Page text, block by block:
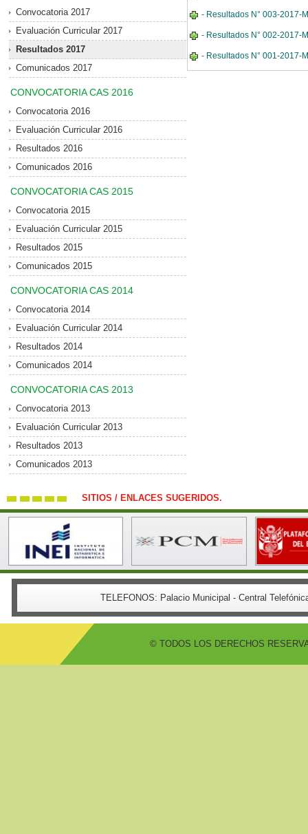
Convocatoria 2017
Evaluación Curricular 2017
Resultados 2017
Comunicados 2017
CONVOCATORIA CAS 2016
Convocatoria 2016
Evaluación Curricular 2016
Resultados 2016
Comunicados 2016
CONVOCATORIA CAS 2015
Convocatoria 2015
Evaluación Curricular 2015
Resultados 2015
Comunicados 2015
CONVOCATORIA CAS 2014
Convocatoria 2014
Evaluación Curricular 2014
Resultados 2014
Comunicados 2014
CONVOCATORIA CAS 2013
Convocatoria 2013
Evaluación Curricular 2013
Resultados 2013
Comunicados 2013
- Resultados N° 003-2017-
- Resultados N° 002-2017-
- Resultados N° 001-2017-
SITIOS / ENLACES SUGERIDOS.
TELEFONOS: Palacio Municipal - Central
© TODOS LOS DERECHOS